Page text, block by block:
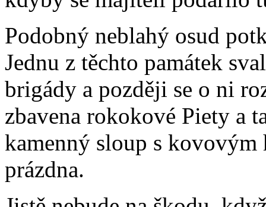
Podobný neblahý osud
Jednu z těchto památek
brigády a později se o ni
zbavena rokokové Piety a
kamenný sloup s
prázdna.